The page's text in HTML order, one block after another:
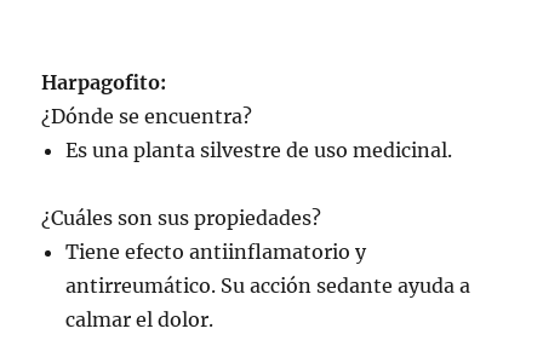
Harpagofito:
¿Dónde se encuentra?
Es una planta silvestre de uso medicinal.
¿Cuáles son sus propiedades?
Tiene efecto antiinflamatorio y
antirreumático. Su acción sedante ayuda a
calmar el dolor.